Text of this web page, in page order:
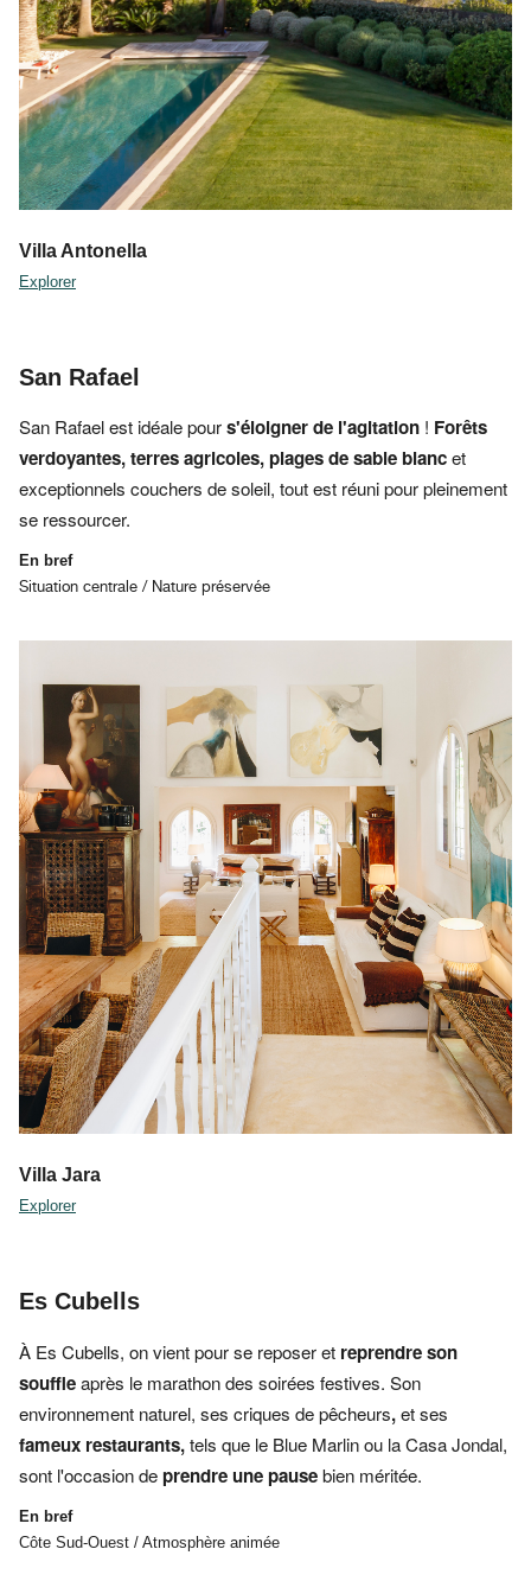
Villa Antonella
Explorer
San Rafael
San Rafael est idéale pours'éloigner de l'agitation ! Forêts
verdoyantes,terres agricoles,plages de sable blancet
exceptionnels couchers de soleil, tout est réuni pour pleinement
se ressourcer.
En bref
Situation centrale / Nature préservée
Villa Jara
Explorer
Es Cubells
À Es Cubells, on vient pour se reposer et reprendre son
souffleaprès le marathon des soirées festives. Son
environnement naturel, ses criques de pêcheurs,et ses
fameux restaurants,tels que le Blue Marlin ou la Casa Jondal,
sont l'occasion deprendre une pausebien méritée.
En bref
Côte Sud-Ouest / Atmosphère animée